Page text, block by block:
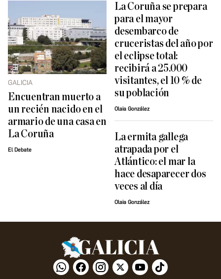
GALICIA
Encuentran muerto a
un recién nacido en el
armario de una casa en
La Coruña
El Debate
La Coruña se prepara
para el mayor
desembarco de
cruceristas del año por
el eclipse total:
recibirá a 25.000
visitantes, el 10 % de
su población
Olaia González
La ermita gallega
atrapada por el
Atlántico: el mar la
hace desaparecer dos
veces al día
Olaia González